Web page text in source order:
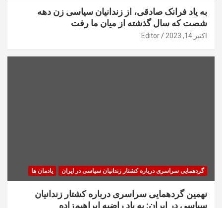
به یاد فرانک صادقی، از زندانیان سیاسی زن دهه
شصت که سال گذشته از میان ما رفت
اکتبر 14, 2023 Editor
گردهمایی سراسری درباره کشتار زندانیان سیاسی در ایران یادمان ها
نهمین گردهمایی سراسری درباره کشتار زندانیان
سیاسی در ایران: به یاد راضیه ابراهیم‌زاده